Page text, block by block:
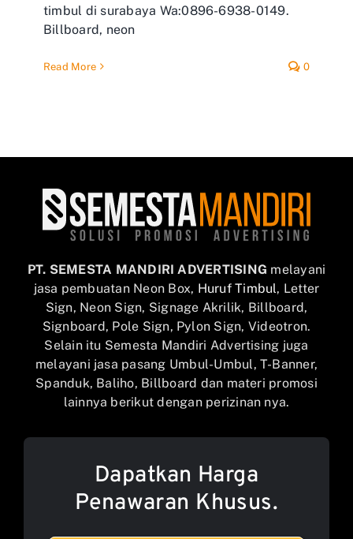
timbul di surabaya Wa:0896-6938-0149.
Billboard, neon
Read More 0
PT. SEMESTA MANDIRI ADVERTISING melayani
jasa pembuatan Neon Box, Huruf Timbul, Letter
Sign, Neon Sign, Signage Akrilik, Billboard,
Signboard, Pole Sign, Pylon Sign, Videotron.
Selain itu Semesta Mandiri Advertising juga
melayani jasa pasang Umbul-Umbul, T-Banner,
Spanduk, Baliho, Billboard dan materi promosi
lainnya berikut dengan perizinan nya.
Dapatkan Harga
Penawaran Khusus.